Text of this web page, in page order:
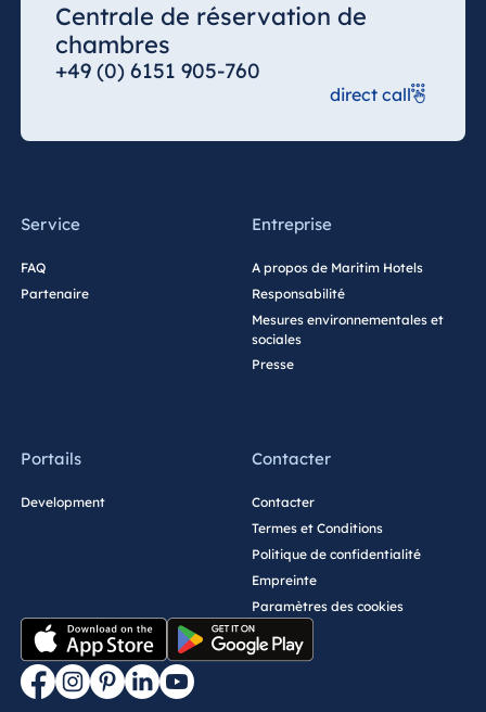
Centrale de réservation de
chambres
+49 (0) 6151 905-760
direct call
Service
FAQ
Partenaire
Entreprise
A propos de Maritim Hotels
Responsabilité
Mesures environnementales et
sociales
Presse
Portails
Development
Contacter
Contacter
Termes et Conditions
Politique de confidentialité
Empreinte
Paramètres des cookies